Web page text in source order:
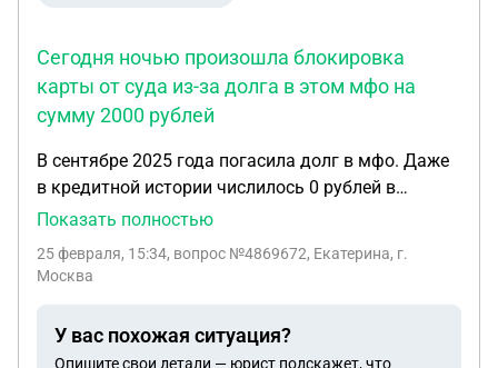
Сегодня ночью произошла блокировка
карты от суда из-за долга в этом мфо на
сумму 2000 рублей
В сентябре 2025 года погасила долг в мфо. Даже
в кредитной истории числилось 0 рублей в
задолженности. Сегодня ночью произошла
на сумму 2000 рублей. Я никогда такую сумму
меня было сказано что у меня перед ними
Показать полностью
25 февраля, 15:34, вопрос №4869672, Екатерина, г.
Москва
У вас похожая ситуация?
Опишите свои детали — юрист подскажет, что